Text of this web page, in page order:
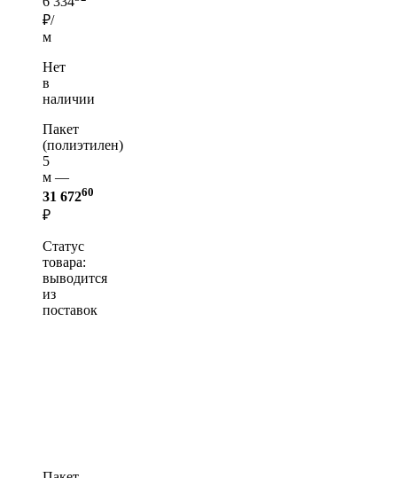
₽/
м
Нет
в
наличии
Пакет
(полиэтилен)
5
м —
31 67260
₽
Статус
товара:
выводится
из
поставок